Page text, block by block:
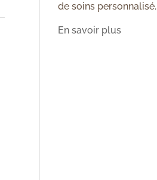
de soins personnalisé.
En savoir plus